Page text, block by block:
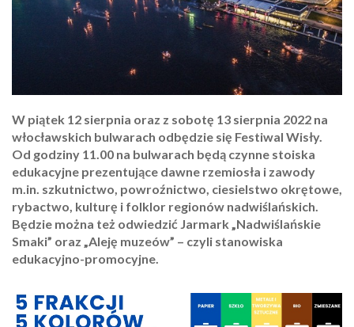
W piątek 12 sierpnia oraz z sobotę 13 sierpnia 2022 na
włocławskich bulwarach odbędzie się Festiwal Wisły.
Od godziny 11.00 na bulwarach będą czynne stoiska
edukacyjne prezentujące dawne rzemiosła i zawody
m.in. szkutnictwo, powroźnictwo, ciesielstwo okrętowe,
rybactwo, kulturę i folklor regionów nadwiślańskich.
Będzie można też odwiedzić Jarmark „Nadwiślańskie
Smaki” oraz „Aleję muzeów” – czyli stanowiska
edukacyjno-promocyjne.